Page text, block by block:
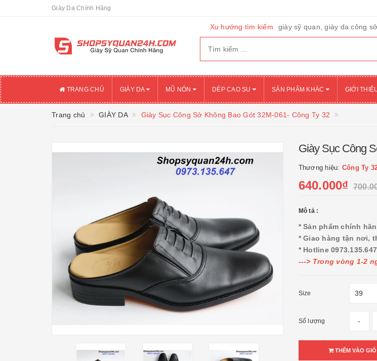
Giày Da Chính Hãng
Xu hướng tìm kiếm giày sỹ quan, giày da công
TRANG CHỦ GIÀY DA MŨ NÓN DÉP CAO SU SẢN PHẨM KHÁC GIỚI
Trang chủ GIÀY DA Giày Sục Công Sở Không Bao Gót 32M-061- Công Ty 32
Giày Sục Công
Thương hiệu: Công Ty
640.000₫
Mô tả :
* Sản phẩm chính
* Giao hàng tận nơi,
* Hotline 0973.135.647
---> Trong vòng 1-2
Size
Số lượng -
THÊM VÀO